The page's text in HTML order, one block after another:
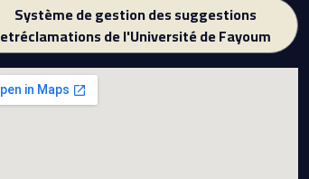
Système de gestion des suggestions
etréclamations de l'Université de Fayoum